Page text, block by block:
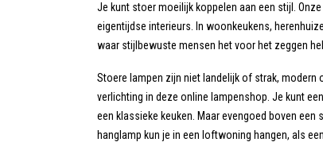
Je kunt stoer moeilijk koppelen aan een stijl.
eigentijdse interieurs. In woonkeukens,
waar stijlbewuste mensen het voor het zeggen
Stoere lampen zijn niet landelijk of strak,
verlichting in deze online lampenshop. Je kunt
een klassieke keuken. Maar evengoed boven
hanglamp kun je in een loftwoning hangen, als